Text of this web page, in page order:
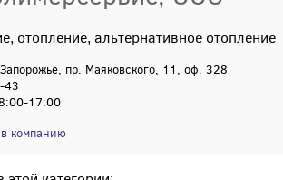
отопление, альтернативное отопление
пр. Маяковского, 11, оф. 328
43
17:00
компанию